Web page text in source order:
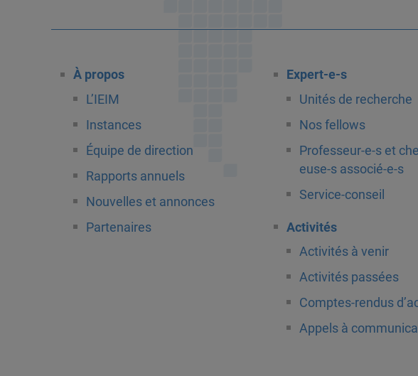
À propos
L’IEIM
Instances
Équipe de direction
Rapports annuels
Nouvelles et annonces
Partenaires
Expert-e-s
Unités de recherche
Nos fellows
Professeur-e-s et
euse-s associé-e-s
Service-conseil
Activités
Activités à venir
Activités passées
Comptes-rendus
Appels à